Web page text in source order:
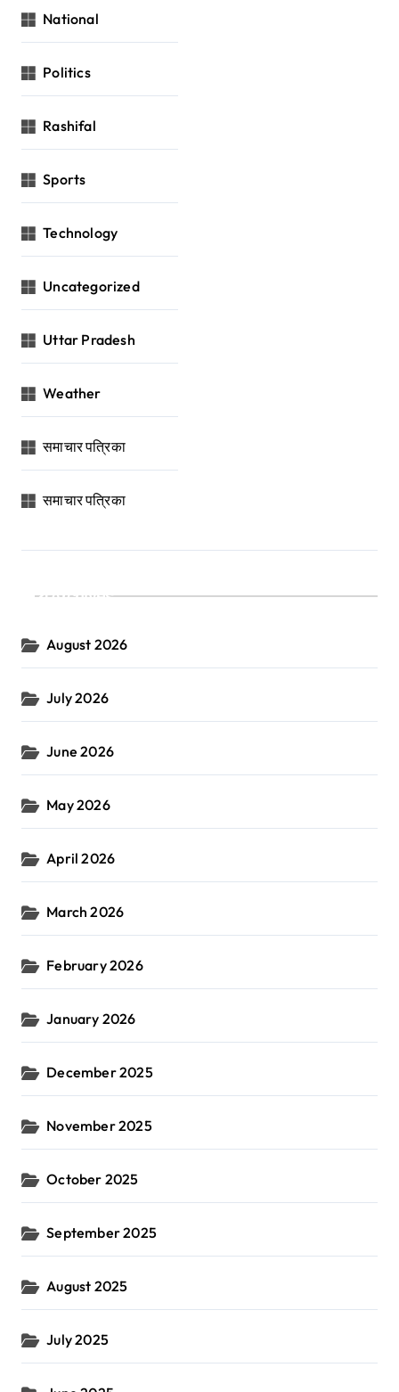
National
Politics
Rashifal
Sports
Technology
Uncategorized
Uttar Pradesh
Weather
समाचार पत्रिका
समाचार पत्रिका
Archives
August 2026
July 2026
June 2026
May 2026
April 2026
March 2026
February 2026
January 2026
December 2025
November 2025
October 2025
September 2025
August 2025
July 2025